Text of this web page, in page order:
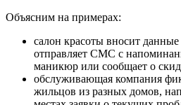
Объясним на примерах:
салон красоты вносит
отправляет СМС с
маникюр или сообщает о
обслуживающая компания
жильцов из разных домов,